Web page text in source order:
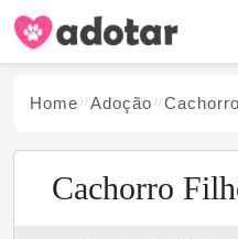
Home Adoção Cachorro
Cachorro